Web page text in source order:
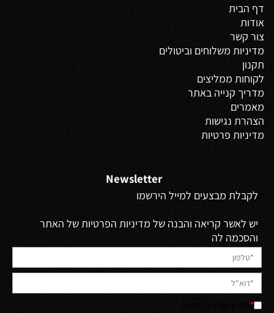
דף הבית
אודות
צור קשר
מדיניות משלוחים וביטולים
תקנון
לקוחות ממליצים
מדריך קנייה באתר
מאמרים
הצהרת נגישות
מדיניות פרטיות
Newsletter
לקבלת מבצעים למייל הירשמו
יש לאשר קריאה והבנה של מדיניות הפרטיות של האתר
והסכמה לה
*